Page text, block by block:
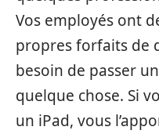
Vos employés ont
propres forfaits de
besoin de passer
quelque chose. Si
un iPad, vous